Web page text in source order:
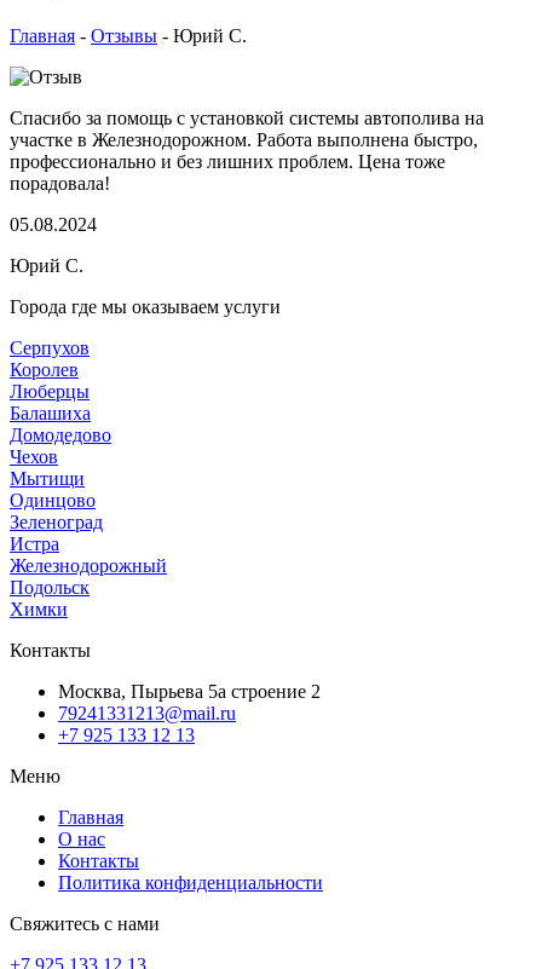
Главная - Отзывы - Юрий С.
Спасибо за помощь с установкой системы автополива на
участке в Железнодорожном. Работа выполнена быстро,
профессионально и без лишних проблем. Цена тоже
порадовала!
05.08.2024
Юрий С.
Города где мы оказываем услуги
Серпухов
Королев
Люберцы
Балашиха
Домодедово
Чехов
Мытищи
Одинцово
Зеленоград
Истра
Железнодорожный
Подольск
Химки
Контакты
Москва, Пырьева 5а строение 2
79241331213@mail.ru
+7 925 133 12 13
Меню
Главная
О нас
Контакты
Политика конфиденциальности
Свяжитесь с нами
+7 925 133 12 13